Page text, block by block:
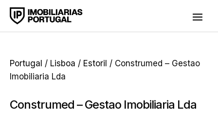
Portugal / Lisboa / Estoril / Construmed – Gestao
Imobiliaria Lda
Construmed – Gestao Imobiliaria Lda